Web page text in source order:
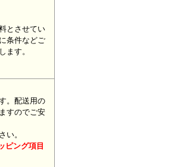
とさせてい
条件などご
ます。
。配送用の
すのでご安
い。
ピング項目